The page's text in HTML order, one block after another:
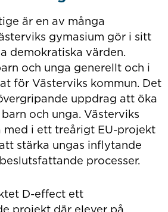
är en av många
gymasium gör i sitt
demokratiska värden.
och unga generellt och i
för Västerviks kommun. Det
uppdrag att öka
och unga. Västerviks
med i ett treårigt EU-projekt
stärka ungas inflytande
processer.
D-effect ett
projekt där elever på